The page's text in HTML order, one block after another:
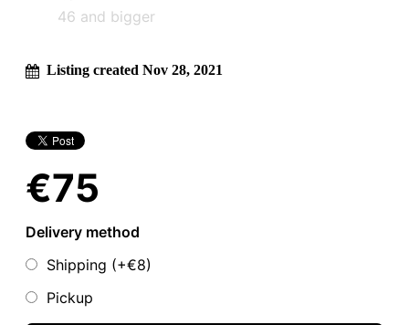
46 and bigger
Listing created Nov 28, 2021
€75
Delivery method
Shipping (+€8)
Pickup